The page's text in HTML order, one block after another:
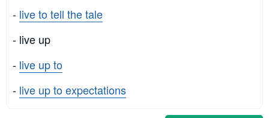
- live to tell the tale
- live up
- live up to
- live up to expectations